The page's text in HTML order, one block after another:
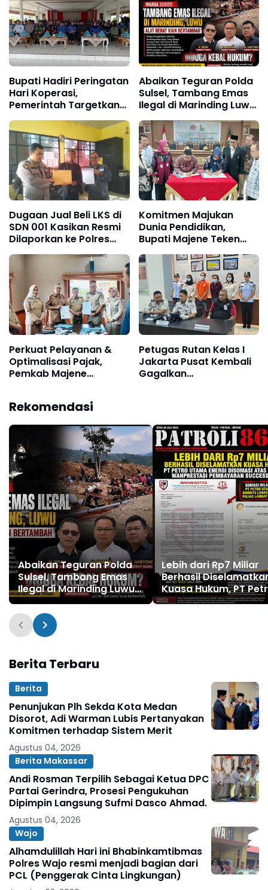
Bupati Hadiri Peringatan
Hari Koperasi,
Pemerintah Targetkan
80.000 KDMP
Abaikan Teguran Polda
Sulsel, Tambang Emas
Ilegal di Marinding Luwu
Tetap Beroperasi
Malam Hari Tiga Pelaku
Terkesan Kebah Hukum
Dugaan Jual Beli LKS di
SDN 001 Kasikan Resmi
Dilaporkan ke Polres
Kampar, Pemred -
Pimum Metroterkini.id
Desak Usut Kasus Ini
Komitmen Majukan
Dunia Pendidikan,
Bupati Majene Teken
MoU Politeknik Negeri
Ujungpandang
Perkuat Pelayanan &
Optimalisasi Pajak,
Pemkab Majene
Pertanahan
Petugas Rutan Kelas I
Jakarta Pusat Kembali
Gagalkan
Pengunjung
Rekomendasi
Abaikan Teguran Polda
Sulsel, Tambang Emas
Ilegal di Marinding Luwu
Tetap Beroperasi Malam
Hari Tiga Pelaku
Terkesan Kebah Hukum
Lebih dari Rp7 Miliar
Berhasil
Kuasa Hukum, PT
Utama Energi
Berita Terbaru
Berita
Penunjukan Plh Sekda Kota Medan
Disorot, Adi Warman Lubis Pertanyakan
Komitmen terhadap Sistem Merit
Agustus 04, 2026
Berita Makassar
Andi Rosman Terpilih Sebagai Ketua DPC
Partai Gerindra, Prosesi Pengukuhan
Dipimpin Langsung Sufmi Dasco Ahmad.
Agustus 04, 2026
Wajo
Alhamdulillah Hari ini Bhabinkamtibmas
Polres Wajo resmi menjadi bagian dari
PCL (Penggerak Cinta Lingkungan)